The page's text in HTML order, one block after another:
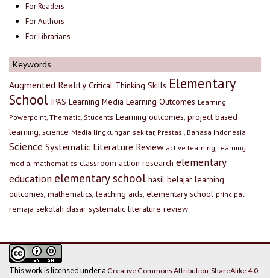
For Readers
For Authors
For Librarians
Keywords
Augmented Reality Critical Thinking Skills Elementary
School IPAS Learning Media Learning Outcomes Learning
Powerpoint, Thematic, Students Learning outcomes, project based
learning, science Media lingkungan sekitar, Prestasi, Bahasa Indonesia
Science Systematic Literature Review active learning, learning
media, mathematics classroom action research elementary
education elementary school hasil belajar learning
outcomes, mathematics, teaching aids, elementary school principal
remaja sekolah dasar systematic literature review
This work is licensed under a Creative Commons Attribution-ShareAlike 4.0